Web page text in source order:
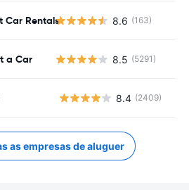
Car Rentals 8.6 (163)
a Car 8.5 (5291)
8.4 (2409)
as empresas de aluguer